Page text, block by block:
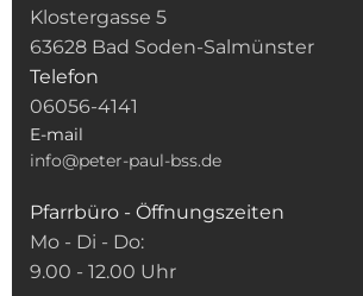
Klostergasse 5
63628 Bad Soden-Salmünster
Telefon
06056-4141
E-mail
info@peter-paul-bss.de
Pfarrbüro - Öffnungszeiten
Mo - Di - Do:
9.00 - 12.00 Uhr